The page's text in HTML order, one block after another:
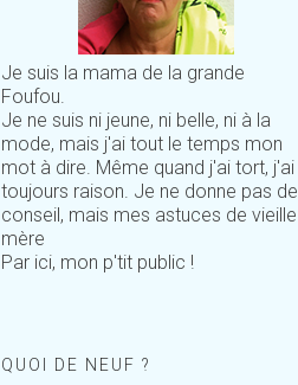
Je suis la mama de la grande
Foufou.
Je ne suis ni jeune, ni belle, ni à la
mode, mais j'ai tout le temps mon
mot à dire. Même quand j'ai tort, j'ai
toujours raison. Je ne donne pas de
conseil, mais mes astuces de vieille
mère
Par ici, mon p'tit public !
QUOI DE NEUF ?